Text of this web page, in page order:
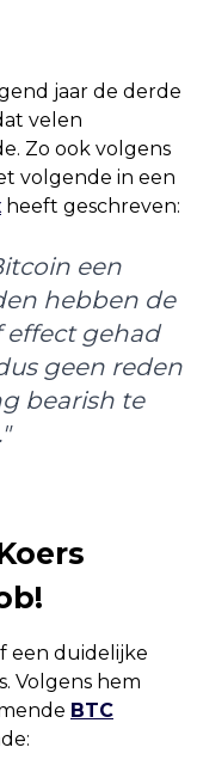
jaar de derde
velen
Zo ook volgens
volgende in een
heeft geschreven:
een
hebben de
effect gehad
geen reden
bearish te
"
een duidelijke
Volgens hem
BTC